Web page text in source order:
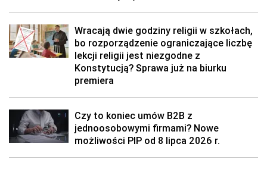
Wracają dwie godziny religii w szkołach,
bo rozporządzenie ograniczające liczbę
lekcji religii jest niezgodne z
Konstytucją? Sprawa już na biurku
premiera
Czy to koniec umów B2B z
jednoosobowymi firmami? Nowe
możliwości PIP od 8 lipca 2026 r.